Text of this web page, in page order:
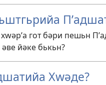
гот бәри пешьн
йәке бькьн?
Хԝәде?